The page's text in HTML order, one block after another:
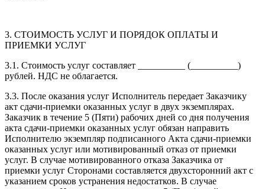
3. СТОИМОСТЬ УСЛУГ И ПОРЯДОК ОПЛАТЫ И
ПРИЕМКИ УСЛУГ
3.1. Стоимость услуг составляет __________ (__________)
рублей. НДС не облагается.
3.3. После оказания услуг Исполнитель передает Заказчику
акт сдачи-приемки оказанных услуг в двух экземплярах.
Заказчик в течение 5 (Пяти) рабочих дней со дня получения
акта сдачи-приемки оказанных услуг обязан направить
Исполнителю экземпляр подписанного Акта сдачи-приемки
оказанных услуг или мотивированный отказ от приемки
услуг. В случае мотивированного отказа Заказчика от
приемки услуг Сторонами составляется двухсторонний акт с
указанием сроков устранения недостатков. В случае